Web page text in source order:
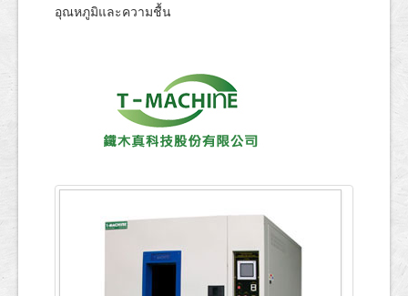
เวปแสดงผลงาน
English
อุณหภูมิและความชื้น